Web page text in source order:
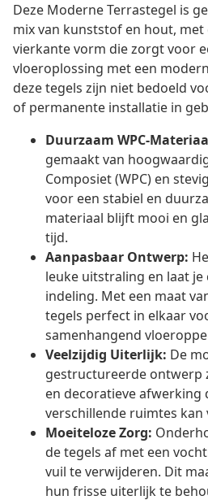
Deze Moderne Terrastegel is
mix van kunststof en hout,
vierkante vorm die zorgt voor
vloeroplossing met een
deze tegels zijn niet bedoeld
of permanente installatie in
Duurzaam WPC-
gemaakt van
Composiet (WPC) en
voor een stabiel en
materiaal blijft mooi en
tijd.
Aanpasbaar Ontwerp:
leuke uitstraling en laat
indeling. Met een maat
tegels perfect in elkaar
samenhangend
Veelzijdig Uiterlijk: De
gestructureerde ontwerp
en decoratieve afwerking
verschillende ruimtes kan
Moeiteloze Zorg:
de tegels af met een
vuil te verwijderen. Dit
hun frisse uiterlijk te